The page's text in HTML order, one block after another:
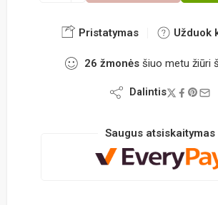
Pristatymas Užduok
26 žmonės šiuo metu žiūri
Dalintis
Saugus atsiskaitymas